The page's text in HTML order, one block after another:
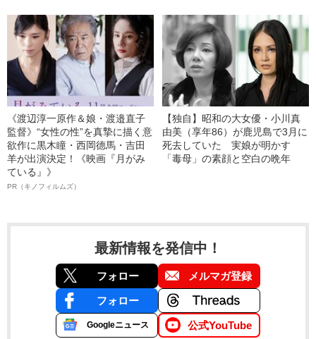
《渡辺淳一原作＆娘・渡邉直子
監督》“女性の性”を真摯に描く意
欲作に黒木瞳・西岡德馬・吉田
羊が出演決定！《映画『月がみ
ている』》
PR（キノフィルムズ）
【独自】昭和の大女優・小川真
由美（享年86）が鹿児島で3月に
死去していた 実娘が明かす
「毒母」の素顔と空白の晩年
最新情報を発信中！
フォロー メルマガ登録
フォロー
Googleニュース 公式YouTube